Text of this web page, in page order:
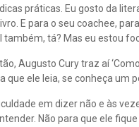
práticas. Eu gosto da
E para o seu coachee,
tá? Mas eu estou
Augusto Cury traz aí
ele leia, se conheça um
em dizer não e às
Não para que ele